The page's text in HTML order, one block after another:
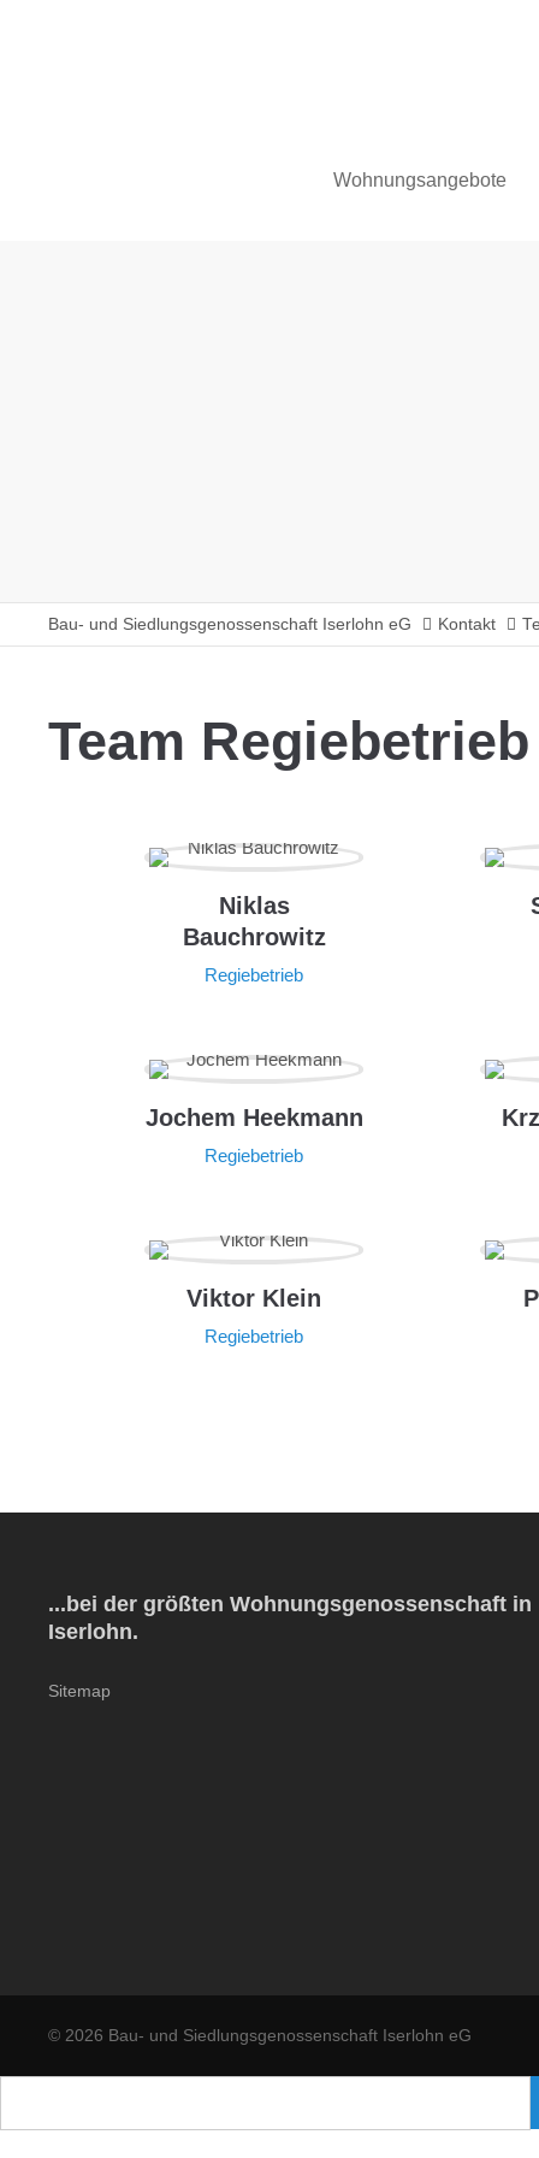
Wohnungsangebote
Bau- und Siedlungsgenossenschaft Iserlohn eG Kontakt
Team Regiebetrieb
Niklas
Bauchrowitz
Regiebetrieb
Jochem Heekmann
Regiebetrieb
Viktor Klein
Regiebetrieb
...bei der größten Wohnungsgenossenschaft in
Iserlohn.
Sitemap
© 2026 Bau- und Siedlungsgenossenschaft Iserlohn eG